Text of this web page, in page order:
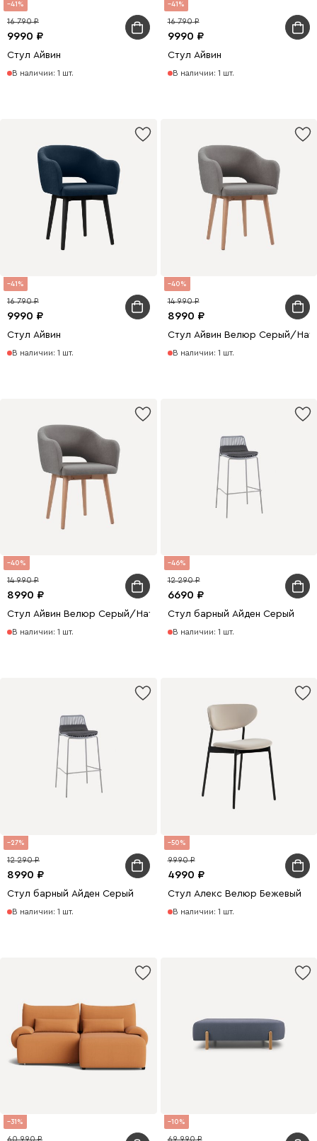
41
9990
16 790
Стул Айвин
В наличии: 1 шт.
41
9990
16 790
Стул Айвин
В наличии: 1 шт.
41
9990
16 790
Стул Айвин
В наличии: 1 шт.
40
8990
14 990
Стул Айвин Велюр Серый/
В наличии: 1 шт.
40
8990
14 990
Стул Айвин Велюр Серый/Натуральный
В наличии: 1 шт.
46
6690
12 290
Стул барный Айден Серый
В наличии: 1 шт.
27
8990
12 290
Стул барный Айден Серый
В наличии: 1 шт.
50
4990
9990
Стул Алекс Велюр Бежевый
В наличии: 1 шт.
31
60 990
10
69 990